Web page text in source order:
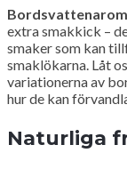
extra smakkick –
smaker som kan
smaklökarna. Låt
variationerna av
hur de kan
Naturliga